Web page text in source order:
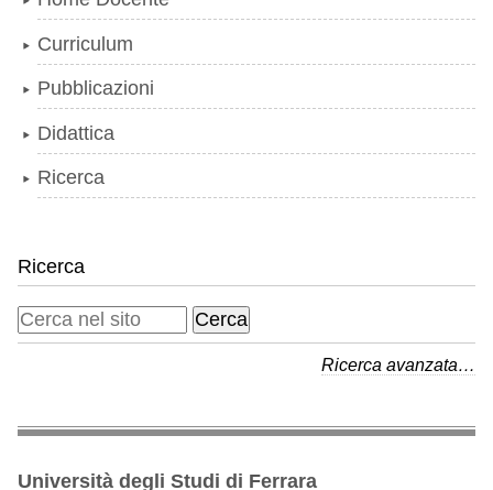
Curriculum
Pubblicazioni
Didattica
Ricerca
Ricerca
Ricerca avanzata…
Università degli Studi di Ferrara